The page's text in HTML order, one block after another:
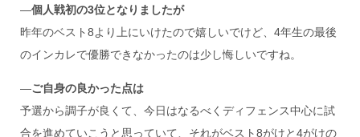
―個人戦初の3位となりましたが
昨年のベスト8より上にいけたので嬉しいでけど、4年生の最後
のインカレで優勝できなかったのは少し悔しいですね。
―ご自身の良かった点は
予選から調子が良くて、今日はなるべくディフェンス中心に試
合を進めていこうと思っていて、それがベスト8がけと4がけの